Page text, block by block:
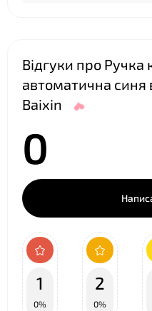
Відгуки про Ручка
автоматична синя
Baixin
0
1
0%
2
0%
❤